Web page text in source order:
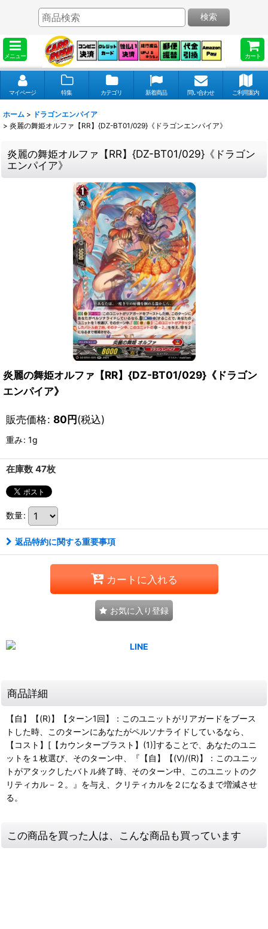
メニュー カート
検索
マイページ 特集 カテゴリ 新着商品 問い合わせ ご利用案内
ホーム > ドラゴンエンパイア
> 炎麗の舞姫オルファ【RR】{DZ-BT01/029}《ドラゴンエンパイア》
炎麗の舞姫オルファ【RR】{DZ-BT01/029}《ドラゴン
エンパイア》
炎麗の舞姫オルファ【RR】{DZ-BT01/029}《ドラゴン
エンパイア》
販売価格: 80円(税込)
重み: 1g
在庫数 47枚
数量:
返品特約に関する重要事項
カートに入れる
お気に入り登録
商品詳細
【自】【(R)】【ターン1回】：このユニットがリアガードをブース
トした時、このターンにあなたがペルソナライドしているなら、
【コスト】[【カウンターブラスト】(1)]することで、あなたのユニ
ットを１枚選び、そのターン中、『【自】【(V)/(R)】：このユニッ
トがアタックしたバトル終了時、そのターン中、このユニットのク
リティカル－２。』を与え、クリティカルを２になるまで増減させ
る。
この商品を買った人は、こんな商品も買っています